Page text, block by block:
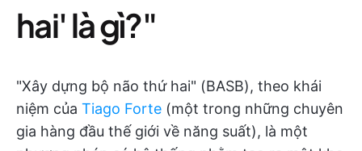
hai' là gì?"
"Xây dựng bộ não thứ hai" (BASB), theo khái
niệm của Tiago Forte (một trong những chuyên
gia hàng đầu thế giới về năng suất), là một